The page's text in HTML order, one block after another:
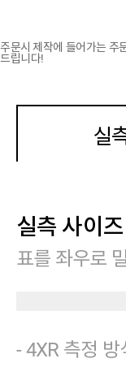
주문시 제작에 들어가는 주
드립니다!
실
실측 사이
표를 좌우로
- 4XR 측정